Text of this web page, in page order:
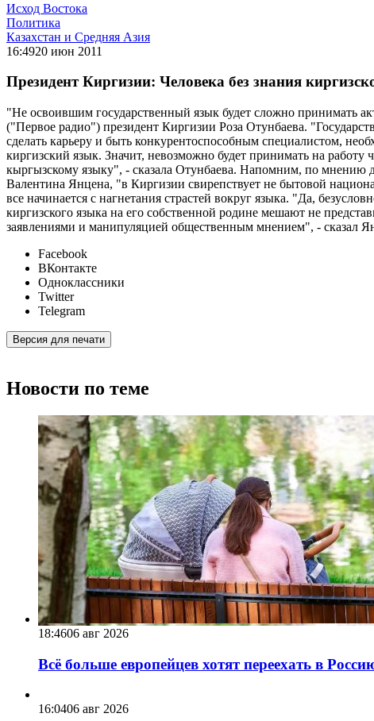
Исход Востока
Политика
Казахстан и Средняя Азия
16:4920 июн 2011
Президент Киргизии: Человека без знания
"Не освоившим государственный язык будет сложно принимать
("Первое радио") президент Киргизии Роза Отунбаева.
сделать карьеру и быть конкурентоспособным специалистом,
киргизский язык. Значит, невозможно будет принимать на
кыргызскому языку", - сказала Отунбаева. Напомним, по мнению
Валентина Янцена, "в Киргизии свирепствует не бытовой
все начинается с нагнетания страстей вокруг языка. "Да,
киргизского языка на его собственной родине мешают не
заявлениями и манипуляцией общественным мнением", - сказал
Facebook
ВКонтакте
Одноклассники
Twitter
Telegram
Версия для печати
Новости по теме
18:4606 авг 2026
Всё больше европейцев хотят переехать в
16:0406 авг 2026